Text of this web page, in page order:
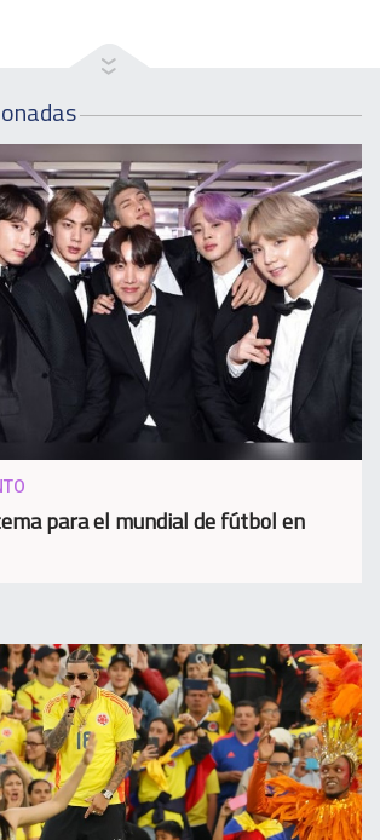
para el mundial de fútbol en